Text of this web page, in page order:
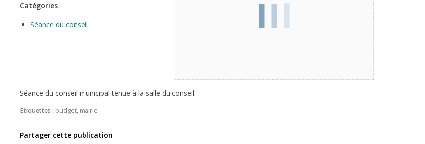
Catégories
Séance du conseil
Séance du conseil municipal tenue à la salle du conseil.
Etiquettes : budget, mairie
Partager cette publication